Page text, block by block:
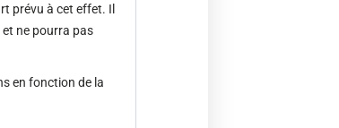
prévu à cet effet. Il
et ne pourra pas
en fonction de la